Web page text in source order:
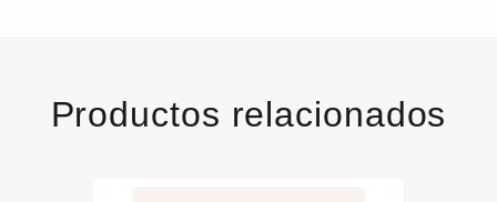
Productos relacionados